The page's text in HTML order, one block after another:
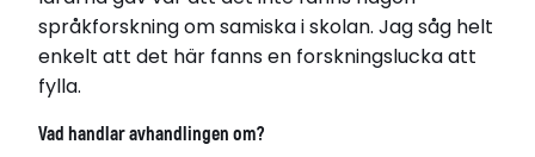
Bor i Umeå
Disputerade 2020-06-05
vid Umeå universitet
Avhandling
språkforskning om samiska i skolan. Jag såg helt
enkelt att det här fanns en forskningslucka att
fylla.
Vad handlar avhandlingen om?